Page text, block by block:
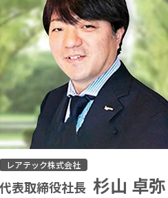
レアテック株式会社
代表取締役社長 杉山 卓弥